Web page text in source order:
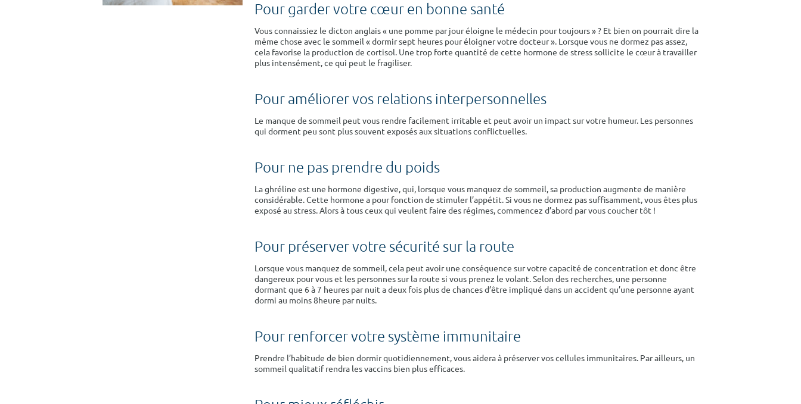
Pour garder votre cœur en bonne santé
Vous connaissiez le dicton anglais « une pomme par jour éloigne le médecin pour toujours » ? Et bien on pourrait dire la
même chose avec le sommeil « dormir sept heures pour éloigner votre docteur ». Lorsque vous ne dormez pas assez,
cela favorise la production de cortisol. Une trop forte quantité de cette hormone de stress sollicite le cœur à travailler
plus intensément, ce qui peut le fragiliser.
Pour améliorer vos relations interpersonnelles
Le manque de sommeil peut vous rendre facilement irritable et peut avoir un impact sur votre humeur. Les personnes
qui dorment peu sont plus souvent exposés aux situations conflictuelles.
Pour ne pas prendre du poids
La ghréline est une hormone digestive, qui, lorsque vous manquez de sommeil, sa production augmente de manière
considérable. Cette hormone a pour fonction de stimuler l’appétit. Si vous ne dormez pas suffisamment, vous êtes plus
exposé au stress. Alors à tous ceux qui veulent faire des régimes, commencez d’abord par vous coucher tôt !
Pour préserver votre sécurité sur la route
Lorsque vous manquez de sommeil, cela peut avoir une conséquence sur votre capacité de concentration et donc être
dangereux pour vous et les personnes sur la route si vous prenez le volant. Selon des recherches, une personne
dormant que 6 à 7 heures par nuit a deux fois plus de chances d’être impliqué dans un accident qu’une personne ayant
dormi au moins 8heure par nuits.
Pour renforcer votre système immunitaire
Prendre l’habitude de bien dormir quotidiennement, vous aidera à préserver vos cellules immunitaires. Par ailleurs, un
sommeil qualitatif rendra les vaccins bien plus efficaces.